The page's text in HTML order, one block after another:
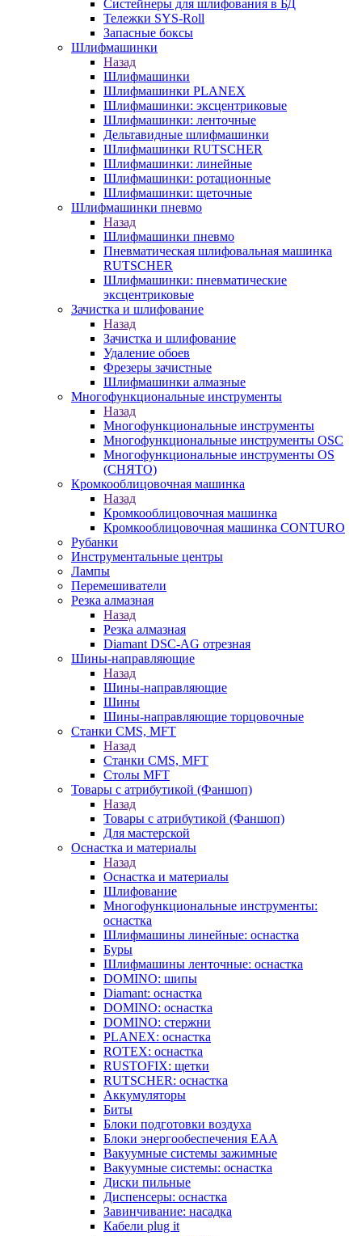
Систейнеры для шлифования в БД
Тележки SYS-Roll
Запасные боксы
Шлифмашинки
Назад
Шлифмашинки
Шлифмашинки PLANEX
Шлифмашинки: эксцентриковые
Шлифмашинки: ленточные
Дельтавидные шлифмашинки
Шлифмашинки RUTSCHER
Шлифмашинки: линейные
Шлифмашинки: ротационные
Шлифмашинки: щеточные
Шлифмашинки пневмо
Назад
Шлифмашинки пневмо
Пневматическая шлифовальная машинка
RUTSCHER
Шлифмашинки: пневматические
эксцентриковые
Зачистка и шлифование
Назад
Зачистка и шлифование
Удаление обоев
Фрезеры зачистные
Шлифмашинки алмазные
Многофункциональные инструменты
Назад
Многофункциональные инструменты
Многофункциональные инструменты OSC
Многофункциональные инструменты OS
(СНЯТО)
Кромкооблицовочная машинка
Назад
Кромкооблицовочная машинка
Кромкооблицовочная машинка CONTURO
Рубанки
Инструментальные центры
Лампы
Перемешиватели
Резка алмазная
Назад
Резка алмазная
Diamant DSC-AG отрезная
Шины-направляющие
Назад
Шины-направляющие
Шины
Шины-направляющие торцовочные
Станки CMS, MFT
Назад
Станки CMS, MFT
Столы MFT
Товары с атрибутикой (Фаншоп)
Назад
Товары с атрибутикой (Фаншоп)
Для мастерской
Оснастка и материалы
Назад
Оснастка и материалы
Шлифование
Многофункциональные инструменты:
оснастка
Шлифмашины линейные: оснастка
Буры
Шлифмашины ленточные: оснастка
DOMINO: шипы
Diamant: оснастка
DOMINO: оснастка
DOMINO: стержни
PLANEX: оснастка
ROTEX: оснастка
RUSTOFIX: щетки
RUTSCHER: оснастка
Аккумуляторы
Биты
Блоки подготовки воздуха
Блоки энергообеспечения EAA
Вакуумные системы зажимные
Вакуумные системы: оснастка
Диски пильные
Диспенсеры: оснастка
Завинчивание: насадка
Кабели plug it